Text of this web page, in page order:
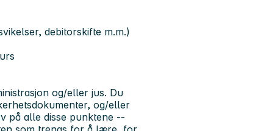
debitorskifte m.m.)
og/eller jus. Du
og/eller
på alle disse punktene --